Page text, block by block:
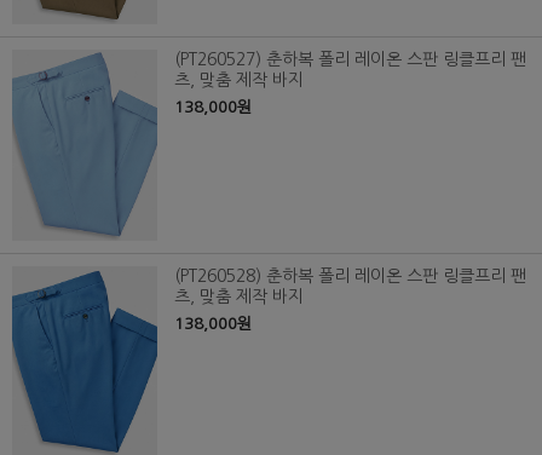
(PT260527) 춘하복 폴리 레이온 스판 링클프리 팬
츠, 맞춤 제작 바지
138,000원
(PT260528) 춘하복 폴리 레이온 스판 링클프리 팬
츠, 맞춤 제작 바지
138,000원